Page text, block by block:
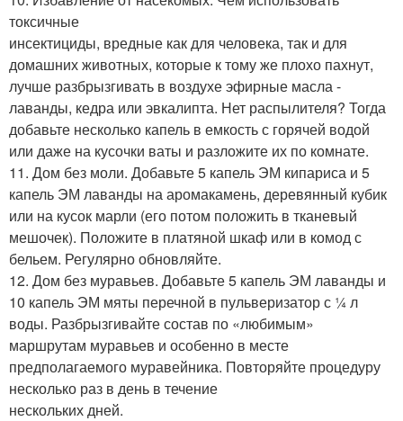
токсичные
инсектициды, вредные как для человека, так и для
домашних животных, которые к тому же плохо пахнут,
лучше разбрызгивать в воздухе эфирные масла -
лаванды, кедра или эвкалипта. Нет распылителя? Тогда
добавьте несколько капель в емкость с горячей водой
или даже на кусочки ваты и разложите их по комнате.
11. Дом без моли. Добавьте 5 капель ЭМ кипариса и 5
капель ЭМ лаванды на аромакамень, деревянный кубик
или на кусок марли (его потом положить в тканевый
мешочек). Положите в платяной шкаф или в комод с
бельем. Регулярно обновляйте.
12. Дом без муравьев. Добавьте 5 капель ЭМ лаванды и
10 капель ЭМ мяты перечной в пульверизатор с ¼ л
воды. Разбрызгивайте состав по «любимым»
маршрутам муравьев и особенно в месте
предполагаемого муравейника. Повторяйте процедуру
несколько раз в день в течение
нескольких дней.